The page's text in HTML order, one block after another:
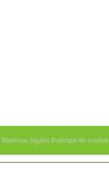
Mentions légales Politique de